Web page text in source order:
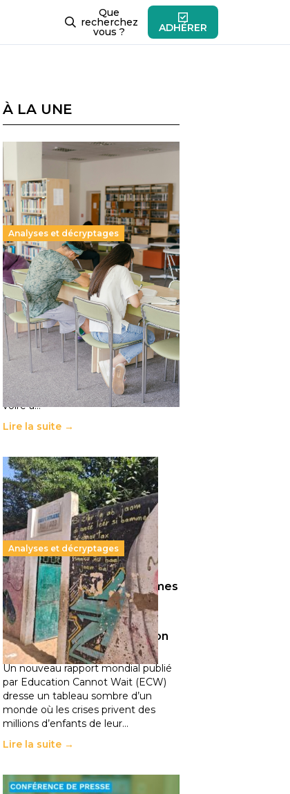
Que
recherchez
vous ? ADHÉRER
À LA UNE
Analyses et décryptages
Supérieur privé : une dérive
qui met à mal la promesse
républicaine
11 juillet 2026- National
Le projet de loi sur la régulation de
l’enseignement supérieur privé met
en lumière l’amplification d’un
système qui relègue l’acte
pédagogique au superfétatoire,
voire à…
Lire la suite →
Analyses et décryptages
258 millions d’enfants victimes
de la guerre, des chocs
climatiques et des
déplacements de population
11 juillet 2026 -National
Un nouveau rapport mondial publié
par Education Cannot Wait (ECW)
dresse un tableau sombre d’un
monde où les crises privent des
millions d’enfants de leur…
Lire la suite →